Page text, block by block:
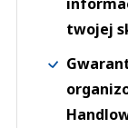
twojej